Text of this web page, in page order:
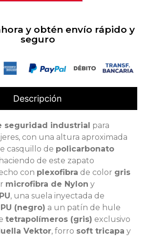
y obtén envío rápido y
seguro
Descripción
seguridad industrial para
con una altura aproximada
casquillo de policarbonato
haciendo de este zapato
con plexofibra de color gris
microfibra de Nylon y
PU, una suela inyectada de
(negro) a un patín de hule
tetrapolímeros (gris) exclusivo
Vektor, forro soft tricapa y